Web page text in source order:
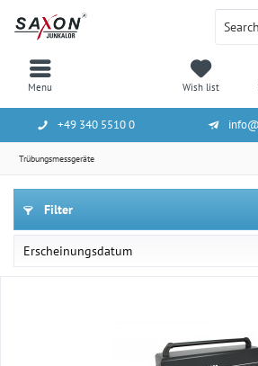
Menu Wish list
+49 340 5510 0
Trübungsmessgeräte
Filter